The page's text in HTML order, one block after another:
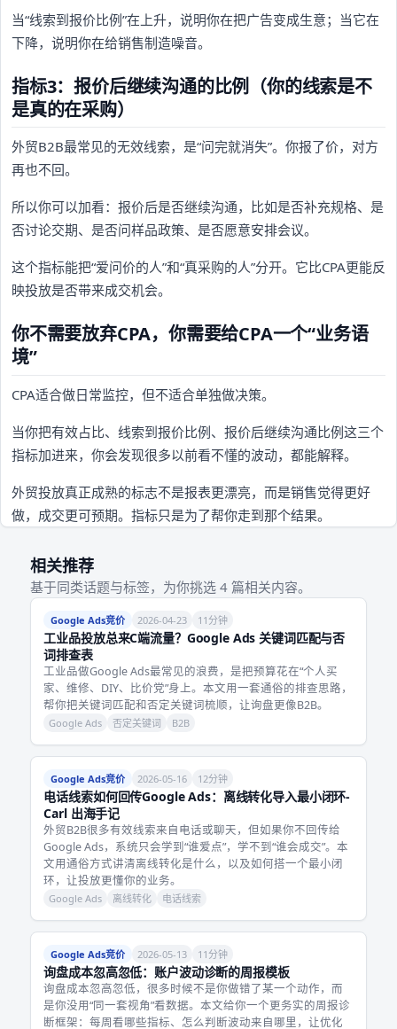
当“线索到报价比例”在上升，说明你在把广告变成生意；当它在
下降，说明你在给销售制造噪音。
指标3：报价后继续沟通的比例（你的线索是不
是真的在采购）
外贸B2B最常见的无效线索，是“问完就消失”。你报了价，对方
再也不回。
所以你可以加看：报价后是否继续沟通，比如是否补充规格、是
否讨论交期、是否问样品政策、是否愿意安排会议。
这个指标能把“爱问价的人”和“真采购的人”分开。它比CPA更能反
映投放是否带来成交机会。
你不需要放弃CPA，你需要给CPA一个“业务语
境”
CPA适合做日常监控，但不适合单独做决策。
当你把有效占比、线索到报价比例、报价后继续沟通比例这三个
指标加进来，你会发现很多以前看不懂的波动，都能解释。
外贸投放真正成熟的标志不是报表更漂亮，而是销售觉得更好
做，成交更可预期。指标只是为了帮你走到那个结果。
相关推荐
基于同类话题与标签，为你挑选 4 篇相关内容。
Google Ads竞价 2026-04-23 11分钟
工业品投放总来C端流量？Google Ads 关键词匹配与否
词排查表
工业品做Google Ads最常见的浪费，是把预算花在“个人买
家、维修、DIY、比价党”身上。本文用一套通俗的排查思路，
帮你把关键词匹配和否定关键词梳顺，让询盘更像B2B。
Google Ads 否定关键词 B2B
Google Ads竞价 2026-05-16 12分钟
电话线索如何回传Google Ads：离线转化导入最小闭环-
Carl 出海手记
外贸B2B很多有效线索来自电话或聊天，但如果你不回传给
Google Ads，系统只会学到“谁爱点”，学不到“谁会成交”。本
文用通俗方式讲清离线转化是什么，以及如何搭一个最小闭
环，让投放更懂你的业务。
Google Ads 离线转化 电话线索
Google Ads竞价 2026-05-13 11分钟
询盘成本忽高忽低：账户波动诊断的周报模板
询盘成本忽高忽低，很多时候不是你做错了某一个动作，而
是你没用“同一套视角”看数据。本文给你一个更务实的周报诊
断框架：每周看哪些指标、怎么判断波动来自哪里，让优化